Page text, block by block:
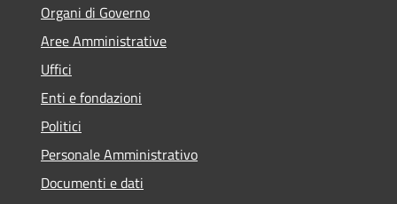
Organi di Governo
Aree Amministrative
Uffici
Enti e fondazioni
Politici
Personale Amministrativo
Documenti e dati